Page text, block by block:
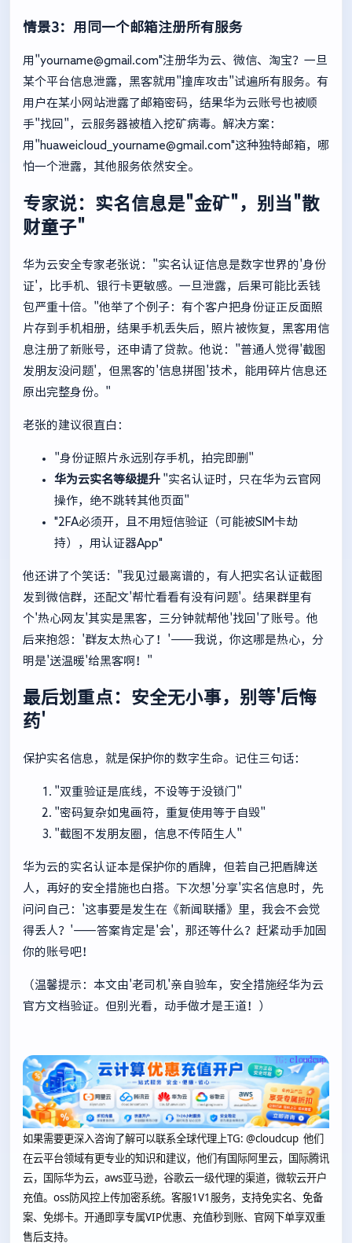
情景3：用同一个邮箱注册所有服务
用"yourname@gmail.com"注册华为云、微信、淘宝？一旦
某个平台信息泄露，黑客就用"撞库攻击"试遍所有服务。有
用户在某小网站泄露了邮箱密码，结果华为云账号也被顺
手"找回"，云服务器被植入挖矿病毒。解决方案：
用" huaweicloud_yourname@gmail.com"这种独特邮箱，哪
怕一个泄露，其他服务依然安全。
专家说：实名信息是"金矿"，别当"散
财童子"
华为云安全专家老张说："实名认证信息是数字世界的'身份
证'，比手机、银行卡更敏感。一旦泄露，后果可能比丢钱
包严重十倍。"他举了个例子：有个客户把身份证正反面照
片存到手机相册，结果手机丢失后，照片被恢复，黑客用信
息注册了新账号，还申请了贷款。他说："普通人觉得'截图
发朋友没问题'，但黑客的'信息拼图'技术，能用碎片信息还
原出完整身份。"
老张的建议很直白：
"身份证照片永远别存手机，拍完即删"
华为云实名等级提升 "实名认证时，只在华为云官网
操作，绝不跳转其他页面"
"2FA必须开，且不用短信验证（可能被SIM卡劫
持），用认证器App"
他还讲了个笑话："我见过最离谱的，有人把实名认证截图
发到微信群，还配文'帮忙看看有没有问题'。结果群里有
个'热心网友'其实是黑客，三分钟就帮他'找回'了账号。他
后来抱怨：'群友太热心了！'——我说，你这哪是热心，分
明是'送温暖'给黑客啊！"
最后划重点：安全无小事，别等'后悔
药'
保护实名信息，就是保护你的数字生命。记住三句话：
"双重验证是底线，不设等于没锁门"
"密码复杂如鬼画符，重复使用等于自毁"
"截图不发朋友圈，信息不传陌生人"
华为云的实名认证本是保护你的盾牌，但若自己把盾牌送
人，再好的安全措施也白搭。下次想'分享'实名信息时，先
问问自己：'这事要是发生在《新闻联播》里，我会不会觉
得丢人？'——答案肯定是'会'，那还等什么？赶紧动手加固
你的账号吧！
（温馨提示：本文由'老司机'亲自验车，安全措施经华为云
官方文档验证。但别光看，动手做才是王道！）
如果需要更深入咨询了解可以联系全球代理上TG: @cloudcup 他们
在云平台领域有更专业的知识和建议，他们有国际阿里云，国际腾讯
云，国际华为云，aws亚马逊，谷歌云一级代理的渠道，微软云开户
充值。oss防风控上传加密系统。客服1V1服务，支持免实名、免备
案、免绑卡。开通即享专属VIP优惠、充值秒到账、官网下单享双重
售后支持。